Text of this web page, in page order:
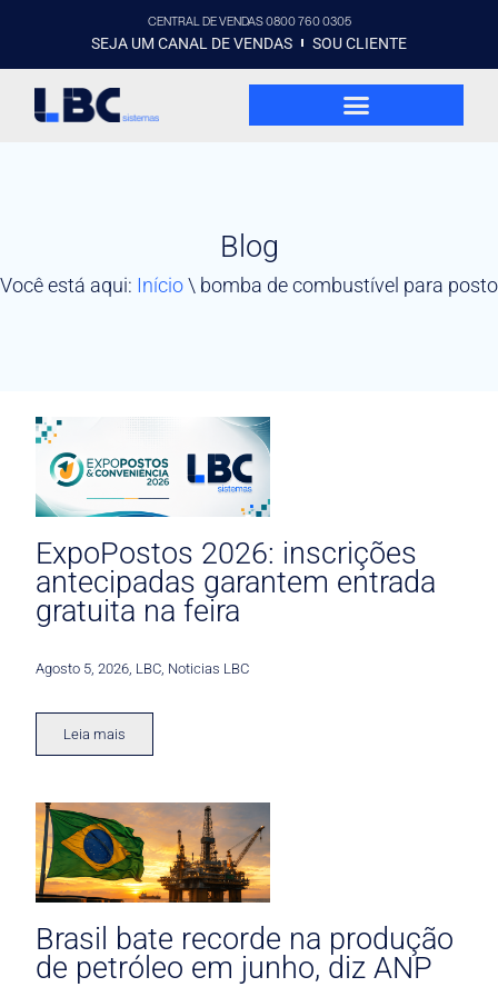
CENTRAL DE VENDAS 0800 760 0305
SEJA UM CANAL DE VENDAS SOU CLIENTE
Blog
Você está aqui: Início\ bomba de combustível para posto
ExpoPostos 2026: inscrições
antecipadas garantem entrada
gratuita na feira
Agosto 5, 2026 LBC Noticias LBC
Leia mais
Brasil bate recorde na produção
de petróleo em junho, diz ANP